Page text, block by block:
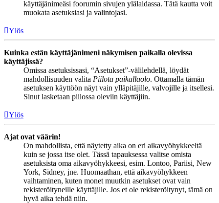
käyttäjänimeäsi foorumin sivujen ylälaidassa. Tätä kautta voit
muokata asetuksiasi ja valintojasi.
Ylös
Kuinka estän käyttäjänimeni näkymisen paikalla olevissa
käyttäjissä?
Omissa asetuksissasi, “Asetukset”-välilehdellä, löydät
mahdollisuuden valita Piilota paikallaolo. Ottamalla tämän
asetuksen käyttöön näyt vain ylläpitäjille, valvojille ja itsellesi.
Sinut lasketaan piilossa oleviin käyttäjiin.
Ylös
Ajat ovat väärin!
On mahdollista, että näytetty aika on eri aikavyöhykkeeltä
kuin se jossa itse olet. Tässä tapauksessa valitse omista
asetuksista oma aikavyöhykkeesi, esim. Lontoo, Pariisi, New
York, Sidney, jne. Huomaathan, että aikavyöhykkeen
vaihtaminen, kuten monet muutkin asetukset ovat vain
rekisteröityneille käyttäjille. Jos et ole rekisteröitynyt, tämä on
hyvä aika tehdä niin.